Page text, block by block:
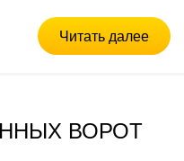
Читать далее
ВОРОТ